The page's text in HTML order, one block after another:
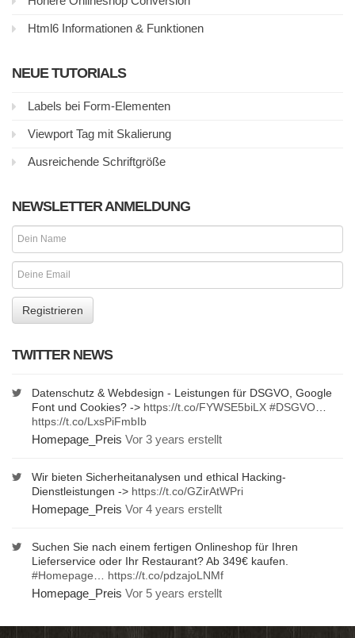
Html6 Informationen & Funktionen
NEUE TUTORIALS
Labels bei Form-Elementen
Viewport Tag mit Skalierung
Ausreichende Schriftgröße
NEWSLETTER ANMELDUNG
TWITTER NEWS
Datenschutz & Webdesign - Leistungen für DSGVO, Google
Font und Cookies? -> https://t.co/FYWSE5biLX #DSGVO
https://t.co/LxsPiFmbIb
Homepage_Preis Vor 3 years erstellt
Wir bieten Sicherheitanalysen und ethical Hacking-
Dienstleistungen -> https://t.co/GZirAtWPri
Homepage_Preis Vor 4 years erstellt
Suchen Sie nach einem fertigen Onlineshop für Ihren
Lieferservice oder Ihr Restaurant? Ab 349€ kaufen.
#Homepage
https://t.co/pdzajoLNMf
Homepage_Preis Vor 5 years erstellt